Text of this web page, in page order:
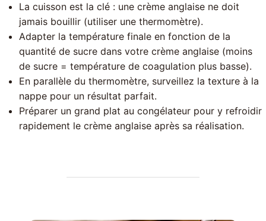
La cuisson est la clé : une crème anglaise ne doit
jamais bouillir (utiliser une thermomètre).
Adapter la température finale en fonction de la
quantité de sucre dans votre crème anglaise (moins
de sucre = température de coagulation plus basse).
En parallèle du thermomètre, surveillez la texture à la
nappe pour un résultat parfait.
Préparer un grand plat au congélateur pour y refroidir
rapidement le crème anglaise après sa réalisation.